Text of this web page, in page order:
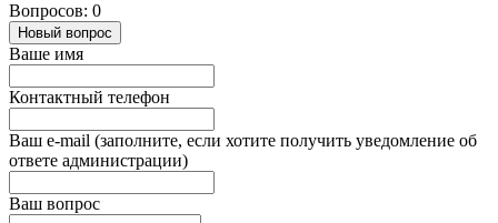
Вопросов: 0
Новый вопрос
Ваше имя
Контактный телефон
Ваш e-mail (заполните, если хотите получить уведомление об
ответе администрации)
Ваш вопрос